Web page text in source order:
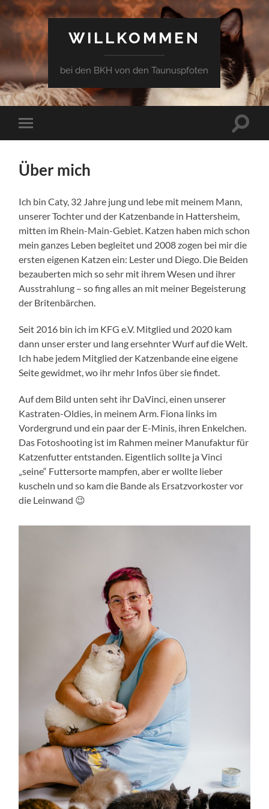
WILLKOMMEN
bei den BKH von den Taunuspfoten
Mobile-
Menü
Über mich
Ich bin Caty, 32 Jahre jung und lebe mit meinem Mann,
unserer Tochter und der Katzenbande in Hattersheim,
mitten im Rhein-Main-Gebiet. Katzen haben mich schon
mein ganzes Leben begleitet und 2008 zogen bei mir die
ersten eigenen Katzen ein: Lester und Diego. Die Beiden
bezauberten mich so sehr mit ihrem Wesen und ihrer
Ausstrahlung – so fing alles an mit meiner Begeisterung
der Britenbärchen.
Seit 2016 bin ich im KFG e.V. Mitglied und 2020 kam
dann unser erster und lang ersehnter Wurf auf die Welt.
Ich habe jedem Mitglied der Katzenbande eine eigene
Seite gewidmet, wo ihr mehr Infos über sie findet.
Auf dem Bild unten seht ihr DaVinci, einen unserer
Kastraten-Oldies, in meinem Arm. Fiona links im
Vordergrund und ein paar der E-Minis, ihren Enkelchen.
Das Fotoshooting ist im Rahmen meiner Manufaktur für
Katzenfutter entstanden. Eigentlich sollte ja Vinci
„seine“ Futtersorte mampfen, aber er wollte lieber
kuscheln und so kam die Bande als Ersatzvorkoster vor
die Leinwand 😉